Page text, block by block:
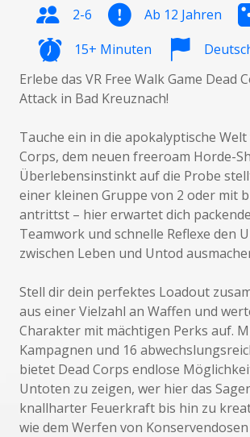
2-6 Ab 12 Jahren
15+ Minuten
Erlebe das VR Free Walk Game Dead
Attack in Bad Kreuznach!
Tauche ein in die apokalyptische Welt
Corps, dem neuen freeroam Horde-
Überlebensinstinkt auf die Probe
einer kleinen Gruppe von 2 oder mit
antrittst – hier erwartet dich
Teamwork und schnelle Reflexe den
zwischen Leben und Untod
Stell dir dein perfektes Loadout
aus einer Vielzahl an Waffen und
Charakter mit mächtigen Perks auf.
Kampagnen und 16
bietet Dead Corps endlose
Untoten zu zeigen, wer hier das
knallharter Feuerkraft bis hin zu
wie dem Werfen von